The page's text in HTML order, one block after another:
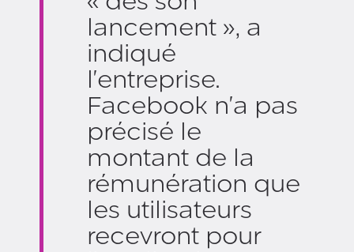
lancement », a
indiqué
l'entreprise.
Facebook n'a pas
précisé le
montant de la
rémunération que
les utilisateurs
recevront pour